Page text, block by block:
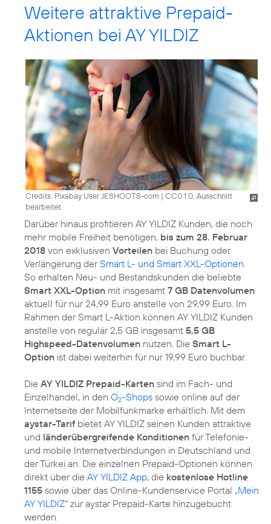
Weitere attraktive Prepaid-
Aktionen bei AY YILDIZ
Credits: Pixabay User JESHOOTS-com | CC0 1.0, Ausschnitt
bearbeitet
Darüber hinaus profitieren AY YILDIZ Kunden, die noch
mehr mobile Freiheit benötigen, bis zum 28. Februar
2018 von exklusiven Vorteilen bei Buchung oder
Verlängerung derSmart L- und Smart XXL-Optionen.
So erhalten Neu- und Bestandskunden die beliebte
Smart XXL-Option mit insgesamt 7 GB Datenvolumen
aktuell für nur 24,99 Euro anstelle von 29,99 Euro. Im
Rahmen der Smart L-Aktion können AY YILDIZ Kunden
anstelle von regulär 2,5 GB insgesamt 5,5 GB
Highspeed-Datenvolumen nutzen. Die Smart L-
Option ist dabei weiterhin für nur 19,99 Euro buchbar.
Die AY YILDIZ Prepaid-Karten sind im Fach- und
Einzelhandel, in den O2-Shops sowie online auf der
Internetseite der Mobilfunkmarke erhältlich. Mit dem
aystar-Tarif bietet AY YILDIZ seinen Kunden attraktive
und länderübergreifende Konditionen für Telefonie-
und mobile Internetverbindungen in Deutschland und
der Türkei an. Die einzelnen Prepaid-Optionen können
direkt über die AY YILDIZ App, die kostenlose Hotline
1155 sowie über das Online-Kundenservice Portal „Mein
AY YILDIZ“ zur aystar Prepaid-Karte hinzugebucht
werden.